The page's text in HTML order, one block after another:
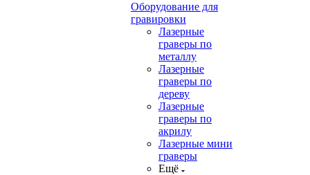
Оборудование для
гравировки
Лазерные
граверы по
металлу
Лазерные
граверы по
дереву
Лазерные
граверы по
акрилу
Лазерные мини
граверы
Ещё